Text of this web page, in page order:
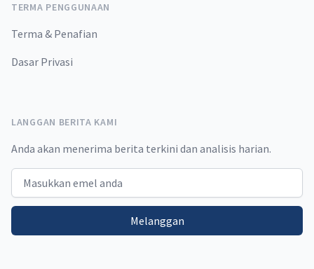
TERMA PENGGUNAAN
Terma & Penafian
Dasar Privasi
LANGGAN BERITA KAMI
Anda akan menerima berita terkini dan analisis harian.
Email address
Melanggan